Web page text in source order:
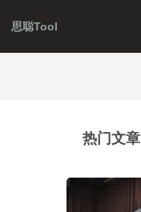
思聪Tool
热门文章